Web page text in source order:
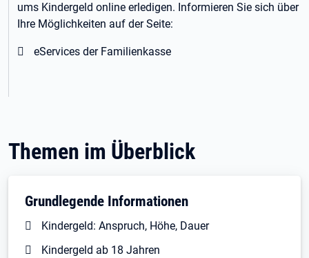
ums Kindergeld online erledigen. Informieren Sie sich über
Ihre Möglichkeiten auf der Seite:
eServices der Familienkasse
Themen im Überblick
Grundlegende Informationen
Kindergeld: Anspruch, Höhe, Dauer
Kindergeld ab 18 Jahren